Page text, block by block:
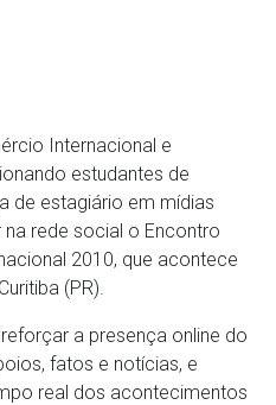
Internacional e
estudantes de
de estagiário em mídias
rede social o Encontro
2010, que acontece
(PR).
a presença online do
fatos e notícias, e
real dos acontecimentos